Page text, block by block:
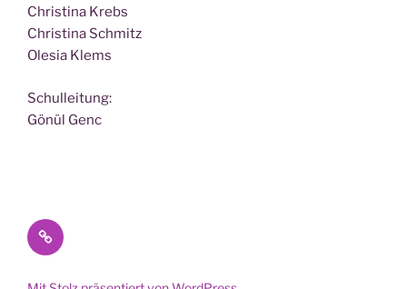
Chris­ti­na Krebs
Chris­ti­na Schmitz
Ole­sia Klems
Schul­lei­tung:
Gönül Genc
Datenschutz